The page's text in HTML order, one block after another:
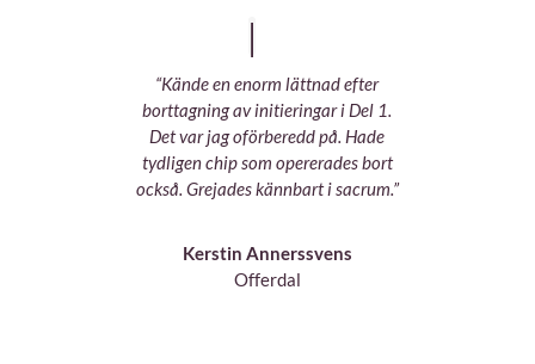
“Kände en enorm lättnad efter
borttagning av initieringar i Del 1.
Det var jag oförberedd på. Hade
tydligen chip som opererades bort
också. Grejades kännbart i sacrum.”
Kerstin Annerssvens
Offerdal